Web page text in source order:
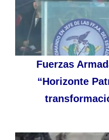
Fuerzas
“Horizonte